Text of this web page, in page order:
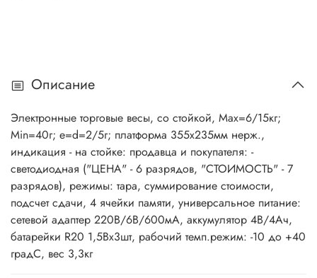
Описание
Электронные торговые весы, со стойкой, Max=6/15кг;
Min=40г; e=d=2/5г; платформа 355х235мм нерж.,
индикация - на стойке: продавца и покупателя: -
светодиодная ("ЦЕНА" - 6 разрядов, "СТОИМОСТЬ" - 7
разрядов), режимы: тара, суммирование стоимости,
подсчет сдачи, 4 ячейки памяти, универсальное питание:
сетевой адаптер 220В/6В/600мА, аккумулятор 4В/4Ач,
батарейки R20 1,5Вх3шт, рабочий темп.режим: -10 до +40
градС, вес 3,3кг